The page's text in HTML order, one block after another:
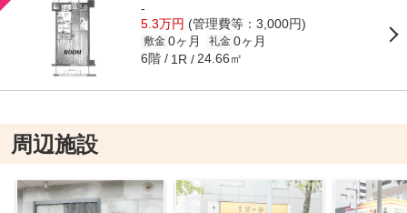
-
5.3万円 (管理費等：3,000円)
敷金 0ヶ月 礼金 0ヶ月
6階 1R 24.66㎡
周辺施設